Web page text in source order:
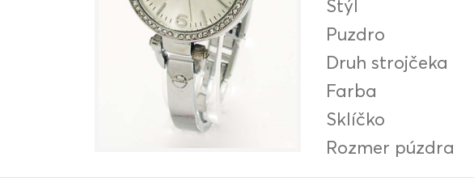
Štýl
Puzdro
Druh strojčeka
Farba
Sklíčko
Rozmer púzdra